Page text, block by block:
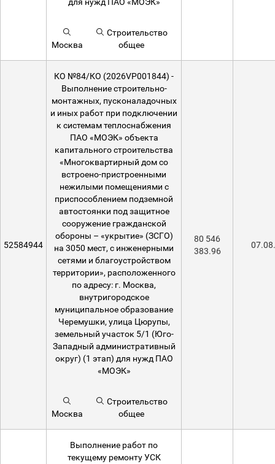
Москва
Строительство
общее
52584944
КО №84/КО (2026VP001844) -
Выполнение строительно-
монтажных, пусконаладочных
и иных работ при подключении
к системам теплоснабжения
ПАО «МОЭК» объекта
капитального строительства
«Многоквартирный дом со
встроено-пристроенными
нежилыми помещениями с
приспособлением подземной
автостоянки под защитное
сооружение гражданской
обороны – «укрытие» (ЗСГО)
на 3050 мест, с инженерными
сетями и благоустройством
территории», расположенного
по адресу: г. Москва,
внутригородское
муниципальное образование
Черемушки, улица Цюрупы,
земельный участок 5/1 (Юго-
Западный административный
округ) (1 этап) для нужд ПАО
«МОЭК»
Москва
Строительство
общее
80 546
383.96
Выполнение работ по
текущему ремонту УСК